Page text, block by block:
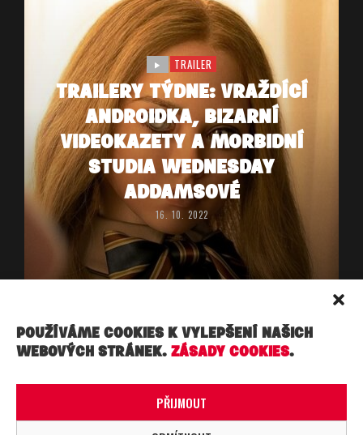
POUŽÍVÁME COOKIES K VYLEPŠENÍ NAŠICH
WEBOVÝCH STRÁNEK. ZÁSADY COOKIES.
PŘIJMOUT
TRAILER
TRAILERY TÝDNE: VRAŽDÍCÍ
ANDROIDKA, BIZARNÍ
VIDEOKAZETY A MORBIDNÍ
STUDIA WEDNESDAY
ADDAMSOVÉ
16. 10. 2022
Copyright ©, Práva vyhrazena. Made under ☁︎ ☁︎ ☁︎ in